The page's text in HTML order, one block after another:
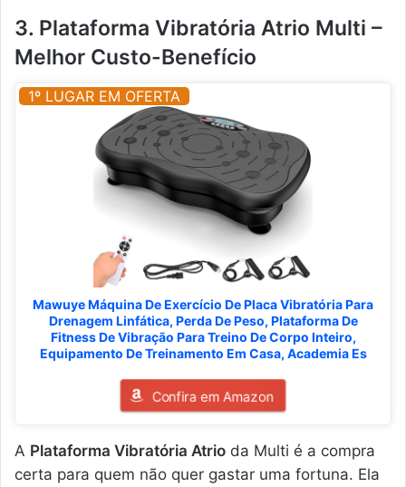
3. Plataforma Vibratória Atrio Multi –
Melhor Custo-Benefício
1º LUGAR EM OFERTA
Mawuye Máquina De Exercício De Placa Vibratória Para
Drenagem Linfática, Perda De Peso, Plataforma De
Fitness De Vibração Para Treino De Corpo Inteiro,
Equipamento De Treinamento Em Casa, Academia Es
Confira em Amazon
A Plataforma Vibratória Atrio da Multi é a compra
certa para quem não quer gastar uma fortuna. Ela